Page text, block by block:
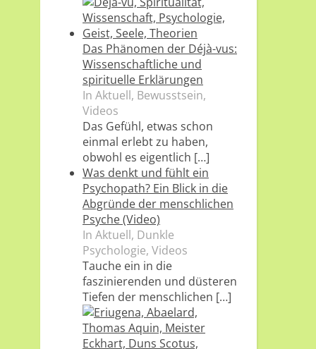
Das Phänomen der Déjà-vus:
Wissenschaftliche und
spirituelle Erklärungen
In Aktuell, Bewusstsein,
Videos
Das Gefühl, etwas schon
einmal erlebt zu haben,
obwohl es eigentlich […]
Was denkt und fühlt ein
Psychopath? Ein Blick in die
Abgründe der menschlichen
Psyche (Video)
In Aktuell, Dunkle
Psychologie, Videos
Tauche ein in die
faszinierenden und düsteren
Tiefen der menschlichen […]